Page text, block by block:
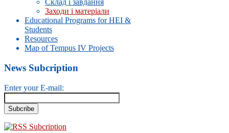
Склад і завдання
Заходи і матеріали
Educational Programs for HEI &
Students
Resources
Map of Tempus IV Projects
News Subcription
Enter your E-mail:
RSS Subcription